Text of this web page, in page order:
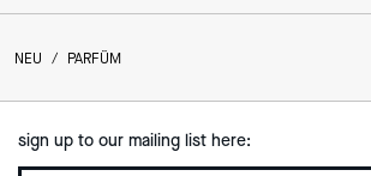
NEU / PARFÜM
sign up to our mailing list here: